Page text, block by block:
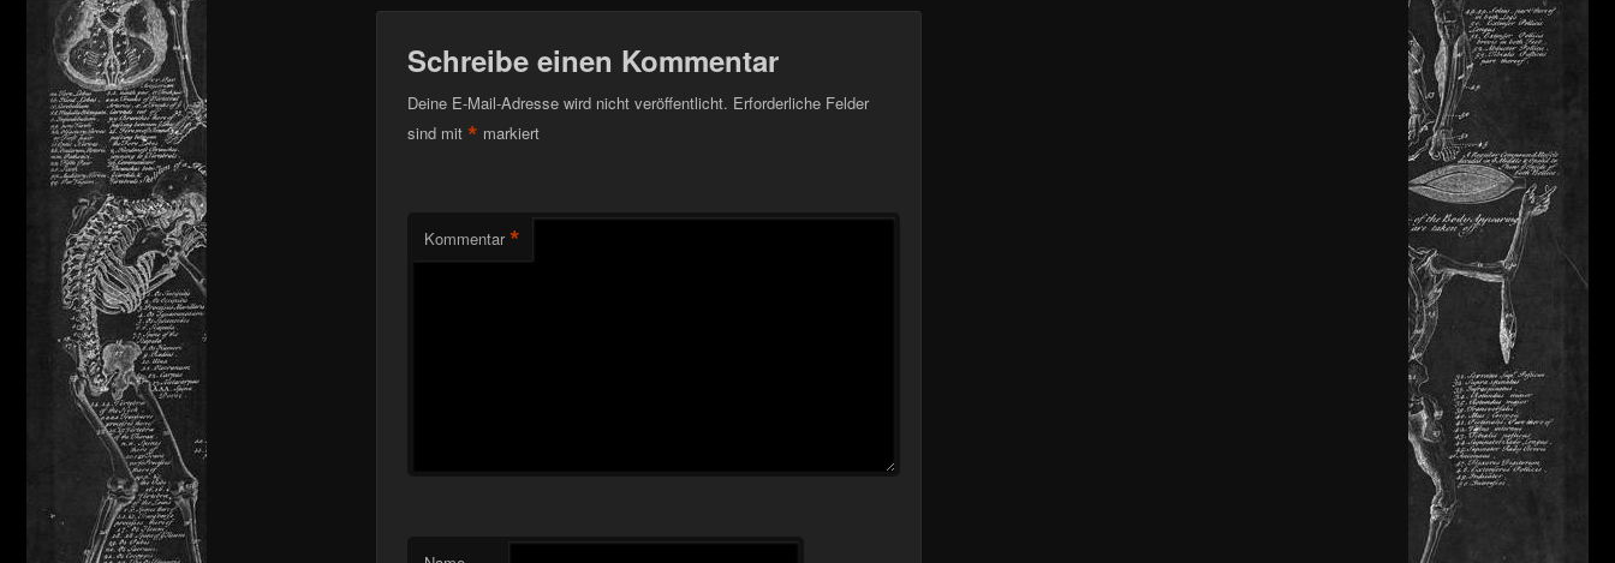
Schreibe einen Kommentar
Deine E-Mail-Adresse wird nicht veröffentlicht. Erforderliche Felder
sind mit * markiert
Kommentar *